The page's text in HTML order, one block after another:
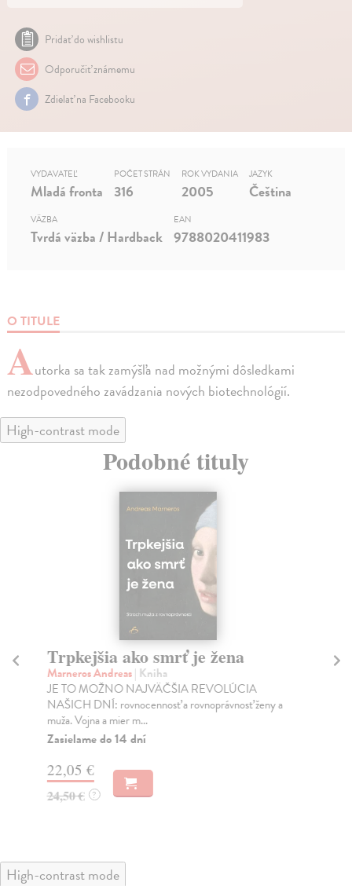
Pridať do wishlistu
Odporučiť známemu
Zdielať na Facebooku
O TITULE
Autorka sa tak zamýšľa nad možnými dôsledkami
nezodpovedného zavádzania nových biotechnológií.
VYDAVATEĽ
Mladá fronta
POČET STRÁN
316
ROK VYDANIA
2005
JAZYK
Čeština
VÄZBA
Tvrdá väzba / Hardback
EAN
9788020411983
High-contrast mode
Podobné tituly
Trpkejšia ako smrť je žena
Marneros Andreas| Kniha
JE TO MOŽNO NAJVÄČŠIA REVOLÚCIA
NAŠICH DNÍ: rovnocennosť a rovnoprávnosť ženy a
muža. Vojna a mier m...
Zasielame do 14 dní
22,05 €
24,50 € ?
High-contrast mode